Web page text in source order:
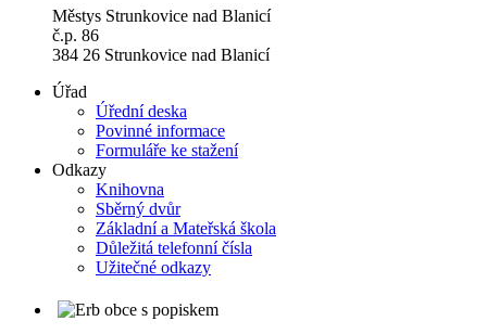
Městys Strunkovice nad Blanicí
č.p. 86
384 26 Strunkovice nad Blanicí
Úřad
Úřední deska
Povinné informace
Formuláře ke stažení
Odkazy
Knihovna
Sběrný dvůr
Základní a Mateřská škola
Důležitá telefonní čísla
Užitečné odkazy